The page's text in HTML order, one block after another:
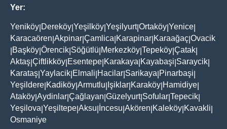
Yer:
Yeniköy Dereköy Yeşilköy Yeşilyurt|Ortaköy Yenice
Karacaören Akpinar Çamlica Karapinar Karaağaç Ovacik
Başköy Örencik Söğütlü Merkezköy Tepeköy Çatak
Aktaş Çiftlikköy Esentepe Karakaya Kayabaşi Saraycik
Karataş Yaylacik Elmali Hacilar Sarikaya Pinarbaşi
Yeşildere Kadiköy Armutlu Işiklar Karaköy Hamidiye
Ataköy Aydinlar Çağlayan Güzelyurt| Sofular Tepecik
Yeşilova Yeşiltepe Aksu İncesu Akören Kaleköy Kavakli
Osmaniye